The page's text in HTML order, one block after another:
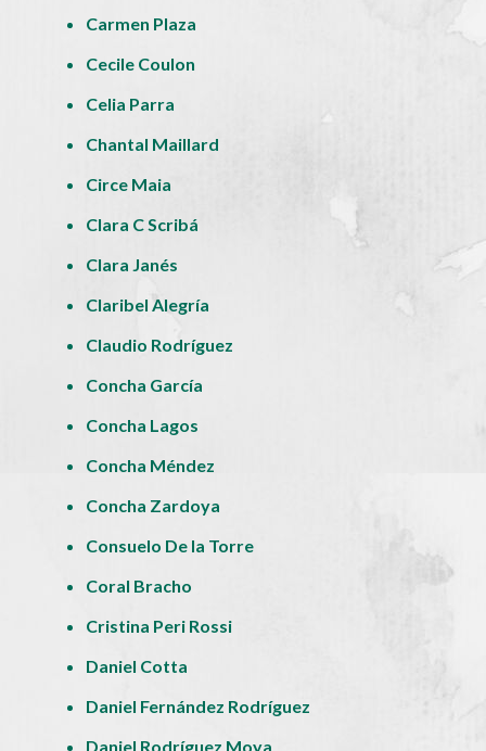
Carmen Plaza
Cecile Coulon
Celia Parra
Chantal Maillard
Circe Maia
Clara C Scribá
Clara Janés
Claribel Alegría
Claudio Rodríguez
Concha García
Concha Lagos
Concha Méndez
Concha Zardoya
Consuelo De la Torre
Coral Bracho
Cristina Peri Rossi
Daniel Cotta
Daniel Fernández Rodríguez
Daniel Rodríguez Moya